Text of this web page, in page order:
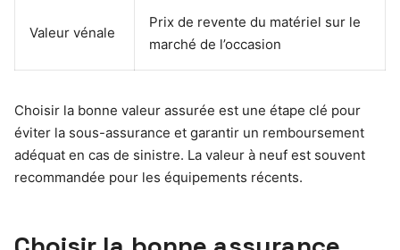
Valeur vénale
Prix de revente du matériel sur le
marché de l’occasion
Choisir la bonne valeur assurée est une étape clé pour
éviter la sous-assurance et garantir un remboursement
adéquat en cas de sinistre. La valeur à neuf est souvent
recommandée pour les équipements récents.